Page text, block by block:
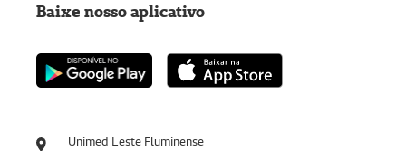
Unimed Leste Fluminense
Baixe nosso aplicativo